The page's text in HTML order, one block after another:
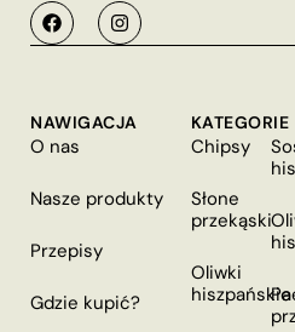
NAWIGACJA
O nas
Nasze produkty
Przepisy
Gdzie kupić?
KATEGORIE
Chipsy
Słone
przekąski
Oliwki
hiszpańskie